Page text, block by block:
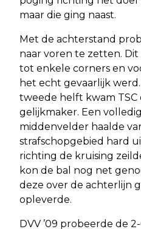
maar die ging naast.
Met de achterstand
naar voren te zetten.
tot enkele corners en
het echt gevaarlijk
tweede helft kwam TSC
gelijkmaker. Een
middenvelder haalde
strafschopgebied hard
richting de kruising
kon de bal nog net
deze over de achterlijn
opleverde.
DVV ’09 probeerde de